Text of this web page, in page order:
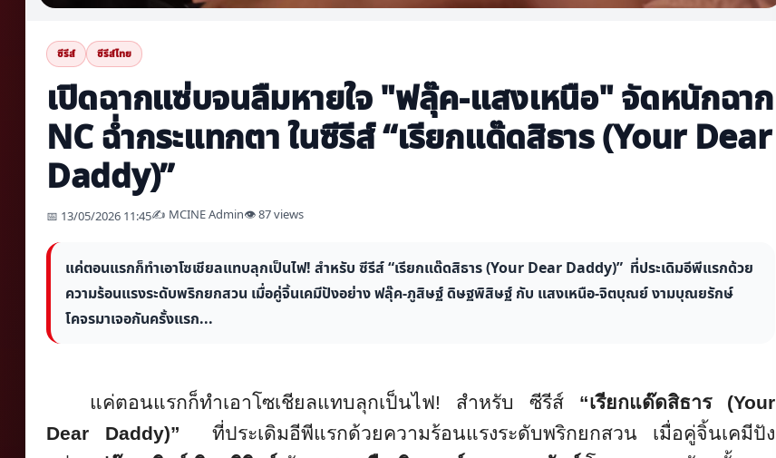
ซีรีส์ ซีรีส์ไทย
เปิดฉากแซ่บจนลืมหายใจ "ฟลุ๊ค-แสงเหนือ" จัดหนักฉาก
NC ฉ่ำกระแทกตา ในซีรีส์ “เรียกแด๊ดสิธาร (Your Dear
Daddy)”
📅 13/05/2026 11:45✍️ MCINE Admin👁 87 views
แค่ตอนแรกก็ทำเอาโซเชียลแทบลุกเป็นไฟ! สำหรับ ซีรีส์ “เรียกแด๊ดสิธาร (Your Dear Daddy)” ที่ประเดิมอีพีแรกด้วย
ความร้อนแรงระดับพริกยกสวน เมื่อคู่จิ้นเคมีปังอย่าง ฟลุ๊ค-ภูสิษฐ์ ดิษฐพิสิษฐ์ กับ แสงเหนือ-จิตบุณย์ งามบุณยรักษ์
โคจรมาเจอกันครั้งแรก...
แค่ตอนแรกก็ทำเอาโซเชียลแทบลุกเป็นไฟ! สำหรับ ซีรีส์ “เรียกแด๊ดสิธาร (Your
Dear Daddy)”
ที่ประเดิมอีพีแรกด้วยความร้อนแรงระดับพริกยกสวน เมื่อคู่จิ้นเคมีปัง